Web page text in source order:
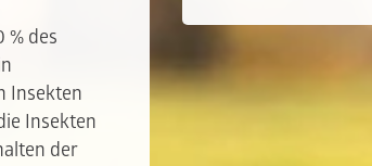
% des
Insekten
Insekten
der